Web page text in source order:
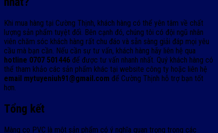
Khi mua hàng tại Cường Thịnh, khách hàng có thể yên tâm về chất
lượng sản phẩm tuyệt đối. Bên cạnh đó, chúng tôi có đội ngũ nhân
viên chăm sóc khách hàng rất chu đáo và sẵn sàng giải đáp mọi yêu
cầu mà bạn cần. Nếu cần sự tư vấn, khách hàng hãy liên hệ qua
hotline 0707 501446 để được tư vấn nhanh nhất. Quý khách hàng có
thể tham khảo các sản phẩm khác tại website công ty hoặc liên hệ
email mytuyeniuh91@gmail.com để Cường Thịnh hỗ trợ bạn tốt
hơn.
Tổng kết
Màng co PVC là một sản phẩm có ý nghĩa quan trọng trong các